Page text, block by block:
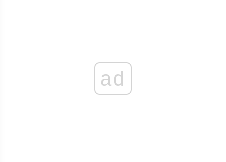
ad